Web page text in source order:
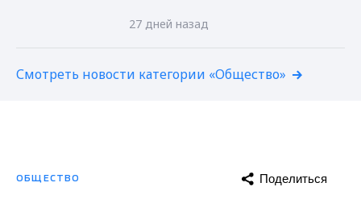
27 дней назад
Смотреть новости категории «Общество»
ОБЩЕСТВО Поделиться